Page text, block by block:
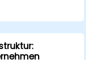
und die